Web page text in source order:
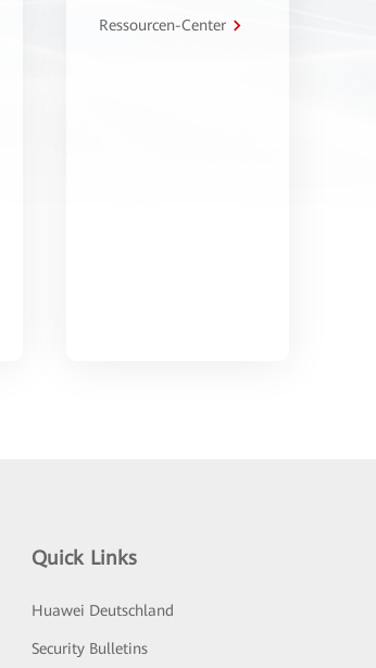
Ressourcen-Center
Quick Links
Huawei Deutschland
Security Bulletins